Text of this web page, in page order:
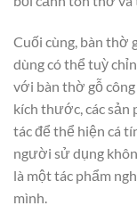
Cuối cùng, bàn thờ
dùng có thể tuỳ
với bàn thờ gỗ
kích thước, các sản
tác để thể hiện cá
người sử dụng
là một tác phẩm
mình.